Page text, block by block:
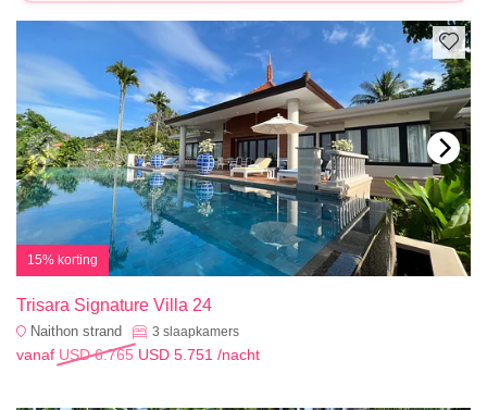
15% korting
Trisara Signature Villa 24
Naithon strand 3 slaapkamers
vanaf USD 6.765 USD 5.751 /nacht